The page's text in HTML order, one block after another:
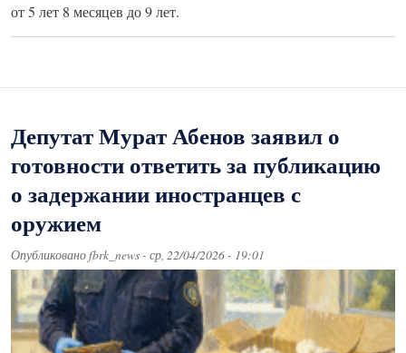
от 5 лет 8 месяцев до 9 лет.
Депутат Мурат Абенов заявил о
готовности ответить за публикацию
о задержании иностранцев с
оружием
Опубликованоfbrk_news- ср, 22/04/2026 - 19:01